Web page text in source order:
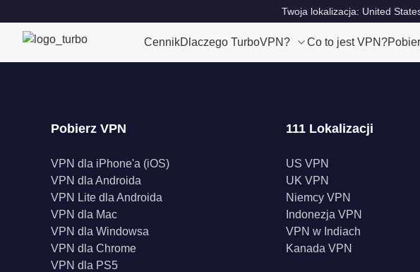
Twoja lokalizacja: United
CennikDlaczego TurboVPN? Co to jest VPN?
Pobierz VPN
VPN dla iPhone'a (iOS)
VPN dla Androida
VPN Lite dla Androida
VPN dla Mac
VPN dla Windowsa
VPN dla Chrome
VPN dla PS5
111 Lokalizacji
US VPN
UK VPN
Niemcy VPN
Indonezja VPN
VPN w Indiach
Kanada VPN